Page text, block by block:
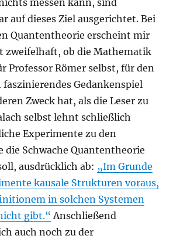
messen kann, sind
auf dieses Ziel ausgerichtet. Bei
Quantentheorie erscheint mir
zweifelhaft, ob die Mathematik
Professor Römer selbst, für den
faszinierendes Gedankenspiel
Zweck hat, als die Leser zu
selbst lehnt schließlich
Experimente zu den
die Schwache Quantentheorie
ausdrücklich ab: „Im Grunde
kausale Strukturen voraus,
in solchen Systemen
gibt.“ Anschließend
auch noch zu der